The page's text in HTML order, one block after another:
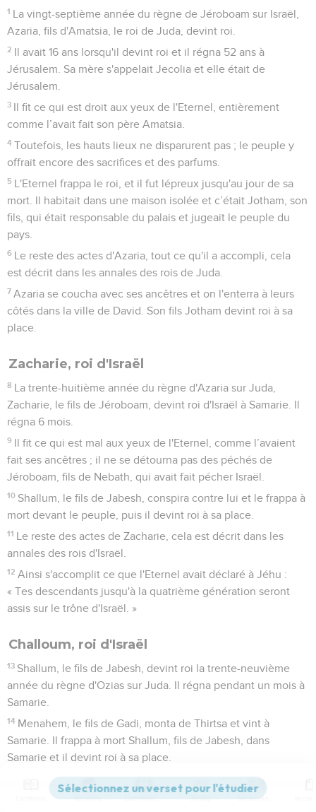
1 La vingt-septième année du règne de Jéroboam sur Israël,
Azaria, fils d'Amatsia, le roi de Juda, devint roi.
2 Il avait 16 ans lorsqu'il devint roi et il régna 52 ans à
Jérusalem. Sa mère s'appelait Jecolia et elle était de
Jérusalem.
3 Il fit ce qui est droit aux yeux de l'Eternel, entièrement
comme l’avait fait son père Amatsia.
4 Toutefois, les hauts lieux ne disparurent pas ; le peuple y
offrait encore des sacrifices et des parfums.
5 L'Eternel frappa le roi, et il fut lépreux jusqu'au jour de sa
mort. Il habitait dans une maison isolée et c’était Jotham, son
fils, qui était responsable du palais et jugeait le peuple du
pays.
6 Le reste des actes d'Azaria, tout ce qu'il a accompli, cela
est décrit dans les annales des rois de Juda.
7 Azaria se coucha avec ses ancêtres et on l'enterra à leurs
côtés dans la ville de David. Son fils Jotham devint roi à sa
place.
Zacharie, roi d'Israël
8 La trente-huitième année du règne d'Azaria sur Juda,
Zacharie, le fils de Jéroboam, devint roi d'Israël à Samarie. Il
régna 6 mois.
9 Il fit ce qui est mal aux yeux de l'Eternel, comme l’avaient
fait ses ancêtres ; il ne se détourna pas des péchés de
Jéroboam, fils de Nebath, qui avait fait pécher Israël.
10 Shallum, le fils de Jabesh, conspira contre lui et le frappa à
mort devant le peuple, puis il devint roi à sa place.
11 Le reste des actes de Zacharie, cela est décrit dans les
annales des rois d'Israël.
12 Ainsi s'accomplit ce que l'Eternel avait déclaré à Jéhu :
« Tes descendants jusqu'à la quatrième génération seront
assis sur le trône d'Israël. »
Challoum, roi d'Israël
13 Shallum, le fils de Jabesh, devint roi la trente-neuvième
année du règne d'Ozias sur Juda. Il régna pendant un mois à
Samarie.
14 Menahem, le fils de Gadi, monta de Thirtsa et vint à
Samarie. Il frappa à mort Shallum, fils de Jabesh, dans
Samarie et il devint roi à sa place.
Le reste des actes de Shallum et la conspiration qu'il a
formée, cela est décrit dans les annales des rois d'Israël.
Versions Commentaires Strong